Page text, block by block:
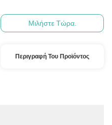
Μιλήστε Τώρα.
Περιγραφή Του Προϊόντος